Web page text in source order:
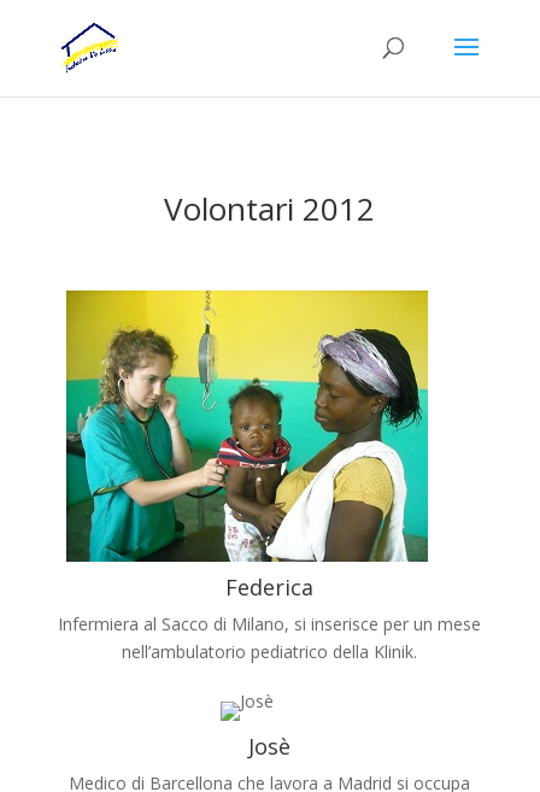
Volontari 2012
Federica
Infermiera al Sacco di Milano, si inserisce per un mese
nell’ambulatorio pediatrico della Klinik.
Josè
Medico di Barcellona che lavora a Madrid si occupa